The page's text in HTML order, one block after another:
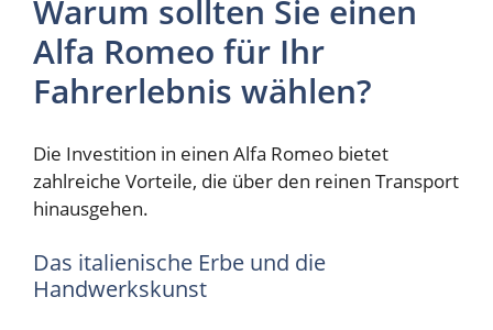
Warum sollten Sie einen
Alfa Romeo für Ihr
Fahrerlebnis wählen?
Die Investition in einen Alfa Romeo bietet
zahlreiche Vorteile, die über den reinen Transport
hinausgehen.
Das italienische Erbe und die
Handwerkskunst